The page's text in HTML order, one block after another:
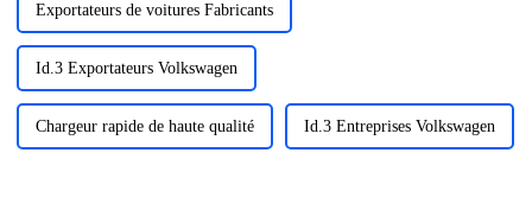
Exportateurs de voitures Fabricants
Id.3 Exportateurs Volkswagen
Chargeur rapide de haute qualité Id.3 Entreprises Volkswagen